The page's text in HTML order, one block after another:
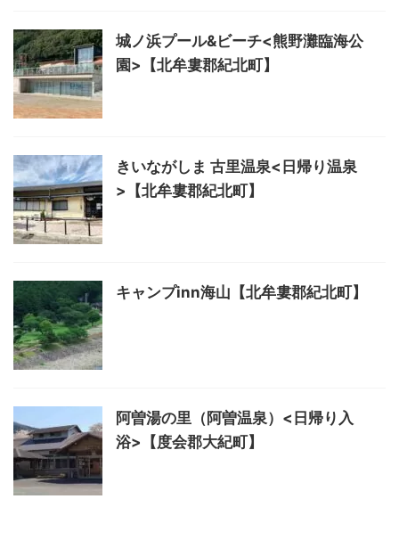
城ノ浜プール&ビーチ<熊野灘臨海公
園>【北牟婁郡紀北町】
きいながしま 古里温泉<日帰り温泉
>【北牟婁郡紀北町】
キャンプinn海山【北牟婁郡紀北町】
阿曽湯の里（阿曽温泉）<日帰り入
浴>【度会郡大紀町】